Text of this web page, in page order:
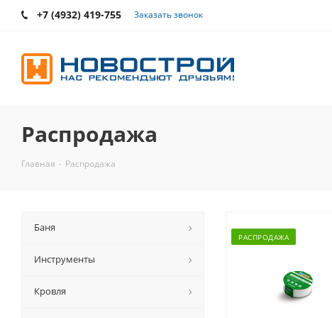
+7 (4932) 419-755 Заказать звонок
Распродажа
Главная - Распродажа
РАСПРОДАЖА
Баня
Инструменты
Кровля